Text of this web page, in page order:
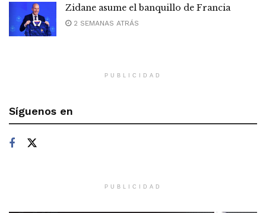
Zidane asume el banquillo de Francia
2 SEMANAS ATRÁS
PUBLICIDAD
Síguenos en
PUBLICIDAD